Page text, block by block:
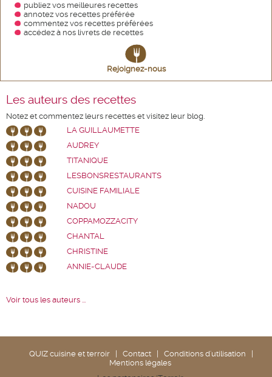
publiez vos meilleures recettes
annotez vos recettes préférée
commentez vos recettes préférées
accédez à nos livrets de recettes
Rejoignez-nous
Les auteurs des recettes
Notez et commentez leurs recettes et visitez leur blog.
LA GUILLAUMETTE
AUDREY
TITANIQUE
LESBONSRESTAURANTS
CUISINE FAMILIALE
NADOU
COPPAMOZZACITY
CHANTAL
CHRISTINE
ANNIE-CLAUDE
Voir tous les auteurs ...
QUIZ cuisine et terroir Contact Conditions d'utilisation
Mentions légales